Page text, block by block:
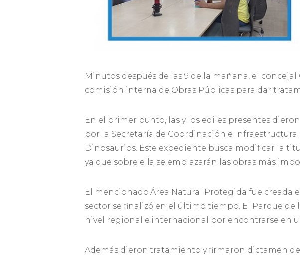
Minutos después de las 9 de la mañana, el
comisión interna de Obras Públicas para dar
En el primer punto, las y los ediles presentes
por la Secretaría de Coordinación e
Dinosaurios. Este expediente busca modificar la
ya que sobre ella se emplazarán las obras más
El mencionado Área Natural Protegida fue creada
sector se finalizó en el último tiempo. El Parque
nivel regional e internacional por encontrarse en
Además dieron tratamiento y firmaron dictamen